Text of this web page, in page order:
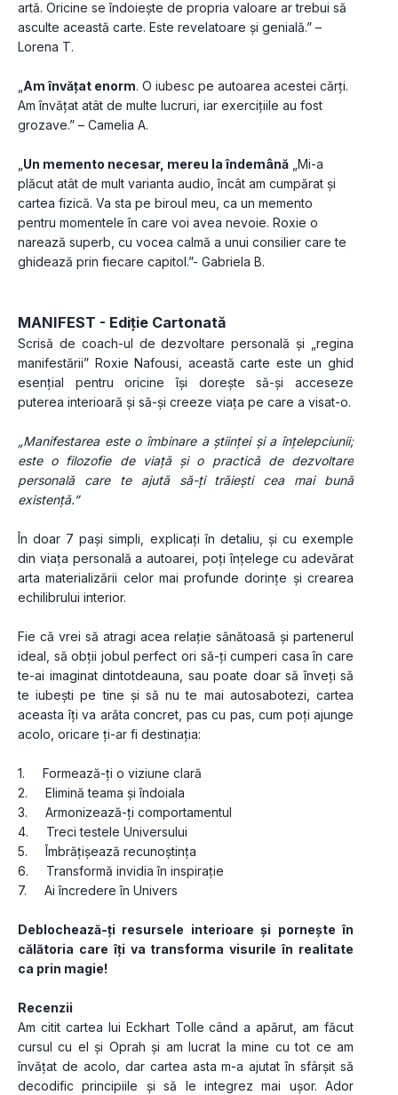
artă. Oricine se îndoiește de propria valoare ar trebui să
asculte această carte. Este revelatoare și genială.” –
Lorena T.
Am învățat enorm. O iubesc pe autoarea acestei cărți.
Am învățat atât de multe lucruri, iar exercițiile au fost
grozave.” – Camelia A.
Un memento necesar, mereu la îndemână „Mi-a
plăcut atât de mult varianta audio, încât am cumpărat și
cartea fizică. Va sta pe biroul meu, ca un memento
pentru momentele în care voi avea nevoie. Roxie o
narează superb, cu vocea calmă a unui consilier care te
ghidează prin fiecare capitol.”- Gabriela B.
MANIFEST - Ediție Cartonată
Scrisă de coach-ul de dezvoltare personală și „regina
manifestării” Roxie Nafousi, această carte este un ghid
esențial pentru oricine își dorește să-și acceseze
puterea interioară și să-și creeze viața pe care a visat-o.
„Manifestarea este o îmbinare a științei și a înțelepciunii;
este o filozofie de viață și o practică de dezvoltare
personală care te ajută să-ți trăiești cea mai bună
existență.”
În doar 7 pași simpli, explicați în detaliu, și cu exemple
din viața personală a autoarei, poți înțelege cu adevărat
arta materializării celor mai profunde dorințe și crearea
echilibrului interior.
Fie că vrei să atragi acea relație sănătoasă și partenerul
ideal, să obții jobul perfect ori să-ți cumperi casa în care
te-ai imaginat dintotdeauna, sau poate doar să înveți să
te iubești pe tine și să nu te mai autosabotezi, cartea
aceasta îți va arăta concret, pas cu pas, cum poți ajunge
acolo, oricare ți-ar fi destinația:
1.     Formează-ți o viziune clară
2.     Elimină teama și îndoiala
3.     Armonizează-ți comportamentul
4.     Treci testele Universului
5.     Îmbrățișează recunoștința
6.     Transformă invidia în inspirație
7.     Ai încredere în Univers
Deblochează-ți resursele interioare și pornește în
călătoria care îți va transforma visurile în realitate
ca prin magie!
Recenzii
Am citit cartea lui Eckhart Tolle când a apărut, am făcut
cursul cu el și Oprah și am lucrat la mine cu tot ce am
învățat de acolo, dar cartea asta m-a ajutat în sfârșit să
decodific principiile și să le integrez mai ușor. Ador